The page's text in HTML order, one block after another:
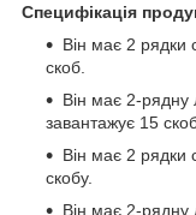
Специфікація
Він має 2 рядки
скоб.
Він має 2-рядну
завантажує 15
Він має 2 рядки
скобу.
Він має 2-рядну